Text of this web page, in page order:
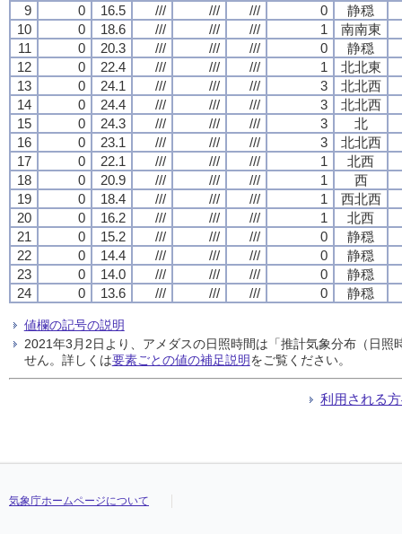
9
0 16.5 /// /// /// 0
静穏
10
0 18.6 /// /// /// 1
南南東
11
0 20.3 /// /// /// 0
静穏
12
0 22.4 /// /// /// 1
北北東
13
0 24.1 /// /// /// 3
北北西
14
0 24.4 /// /// /// 3
北北西
15
0 24.3 /// /// /// 3
北
16
0 23.1 /// /// /// 3
北北西
17
0 22.1 /// /// /// 1
北西
18
0 20.9 /// /// /// 1
西
19
0 18.4 /// /// /// 1
西北西
20
0 16.2 /// /// /// 1
北西
21
0 15.2 /// /// /// 0
静穏
22
0 14.4 /// /// /// 0
静穏
23
0 14.0 /// /// /// 0
静穏
24
0 13.6 /// /// /// 0 静穏
値欄の記号の説明
2021年3月2日より、アメダスの日照時間は「推計気象分布（日
せん。詳しくは要素ごとの値の補足説明をご覧ください。
利用される
気象庁ホームページについて